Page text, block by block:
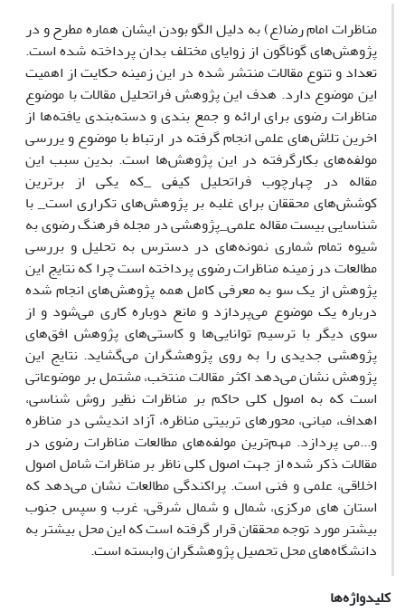
مناظرات امام رضا(ع) به دلیل الگو بودن ایشان هماره مطرح و در
پژوهش‌های گوناگون از زوایای مختلف بدان پرداخته شده است.
تعداد و تنوع مقالات منتشر شده در این زمینه حکایت از اهمیت
این موضوع دارد. هدف این پژوهش فراتحلیل مقالات با موضوع
مناظرات رضوی برای ارائه و جمع بندی و دسته‌بندی یافته‌ها از
اخرین تلاش‌های علمی انجام گرفته در ارتباط با موضوع و یررسی
مولفه‌های بکارگرفته در این پژوهش‌ها است. بدین سبب این
مقاله در چهارچوب فراتحلیل کیفی _که یکی از برترین
کوشش‌های محققان برای غلبه بر پژوهش‌های تکراری است_ با
شناسایی بیست مقاله علمی_پژوهشی در مجله فرهنگ رضوی به
شیوه تمام شماری نمونه‌های در دسترس به تحلیل و بررسی
مطالعات در زمینه مناظرات رضوی پرداخته است چرا که نتایج این
پژوهش از یک سو به معرفی کامل همه پژوهش‌های انجام شده
درباره یک موضوع می‌پردازد و مانع دوباره کاری می‌شود و از
سوی دیگر با ترسیم توانایی‌ها و کاستی‌های پژوهش افق‌های
پژوهشی جدیدی را به روی پژوهشگران می‌گشاید. نتایج این
پژوهش نشان می‌دهد اکثر مقالات منتخب، مشتمل بر موضوعاتی
است که به اصول کلی حاکم بر مناظرات نظیر روش شناسی،
اهداف، مبانی، محورهای تربیتی مناظره، آزاد اندیشی در مناظره
و...می پردازد. مهم‌ترین مولفه‌های مطالعات مناظرات رضوی در
مقالات ذکر شده از جهت اصول کلی ناظر بر مناظرات شامل اصول
اخلاقی، علمی و فنی است. پراکندگی مطالعات نشان می‌دهد که
استان های مرکزی، شمال و شمال شرقی، غرب و سپس جنوب
بیشتر مورد توجه محققان قرار گرفته است که این محل بیشتر به
دانشگاه‌های محل تحصیل پژوهشگران وابسته است.
کلیدواژه‌ها